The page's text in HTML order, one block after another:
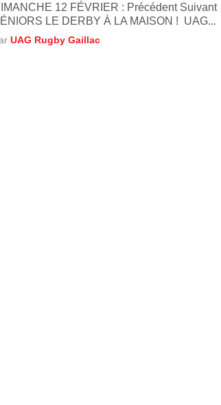
12 FÉVRIER : Précédent Suivant
LE DERBY À LA MAISON ! UAG...
UAG Rugby Gaillac